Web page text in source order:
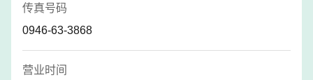
传真号码
0946-63-3868
营业时间